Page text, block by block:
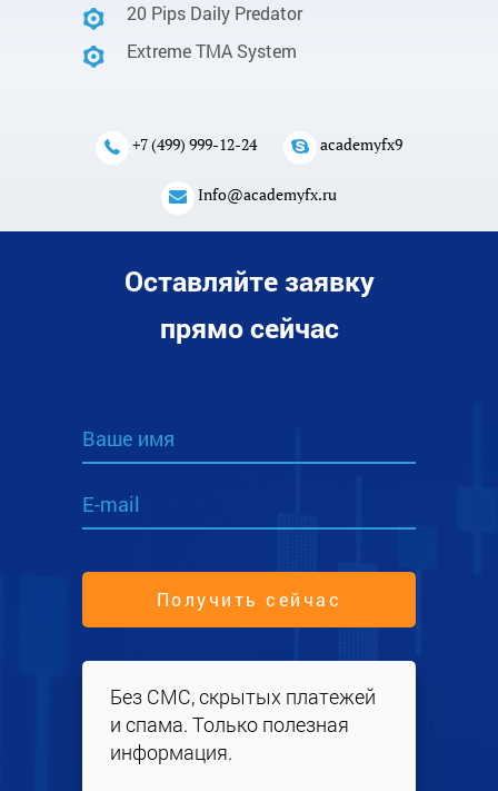
Оставляйте заявку
прямо сейчас
Ваше имя
E-mail
Получить сейчас
Без СМС, скрытых платежей
и спама. Только полезная
информация.
20 Pips Daily Predator
Extreme TMA System
+7 (499) 999-12-24 academyfx9
Info@academyfx.ru